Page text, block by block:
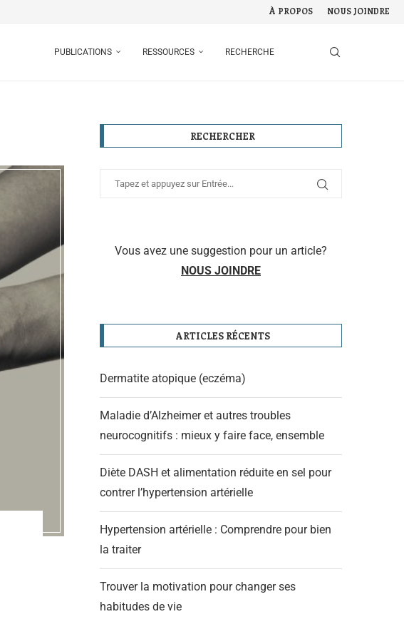
À PROPOS NOUS JOINDRE
PUBLICATIONS RESSOURCES RECHERCHE
RECHERCHER
Vous avez une suggestion pour un article?
NOUS JOINDRE
ARTICLES RÉCENTS
Dermatite atopique (eczéma)
Maladie d’Alzheimer et autres troubles
neurocognitifs : mieux y faire face, ensemble
Diète DASH et alimentation réduite en sel pour
contrer l’hypertension artérielle
Hypertension artérielle : Comprendre pour bien
la traiter
Trouver la motivation pour changer ses
habitudes de vie